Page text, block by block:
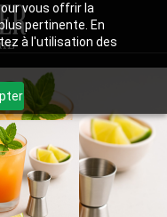
vous offrir la
pertinente. En
à l'utilisation des